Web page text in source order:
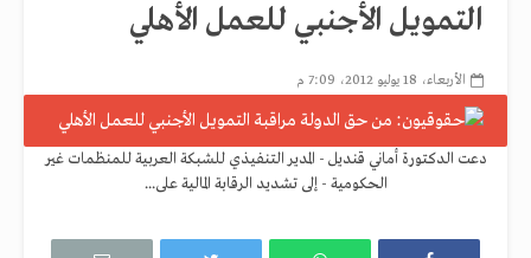
التمويل الأجنبي للعمل الأهلي
الأربعاء، 18 يوليو 2012، 7:09 م
دعت الدكتورة أماني قنديل - المدير التنفيذي للشبكة العربية للمنظمات غير
الحكومية - إلى تشديد الرقابة المالية على...